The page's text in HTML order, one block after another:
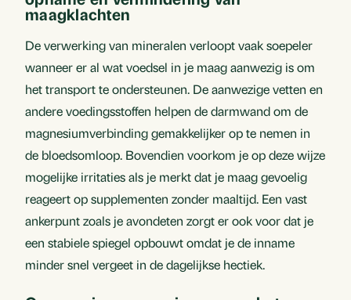
maagklachten
De verwerking van mineralen verloopt vaak soepeler
wanneer er al wat voedsel in je maag aanwezig is om
het transport te ondersteunen. De aanwezige vetten en
andere voedingsstoffen helpen de darmwand om de
magnesiumverbinding gemakkelijker op te nemen in
de bloedsomloop. Bovendien voorkom je op deze wijze
mogelijke irritaties als je merkt dat je maag gevoelig
reageert op supplementen zonder maaltijd. Een vast
ankerpunt zoals je avondeten zorgt er ook voor dat je
een stabiele spiegel opbouwt omdat je de inname
minder snel vergeet in de dagelijkse hectiek.